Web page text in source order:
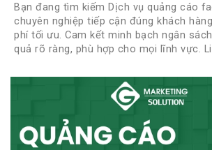
Bạn đang tìm kiếm Dịch vụ quảng cáo
chuyên nghiệp tiếp cận đúng khách
phí tối ưu. Cam kết minh bạch ngân
quả rõ ràng, phù hợp cho mọi lĩnh vực.
nhận chiến lược quảng cáo phù hợp